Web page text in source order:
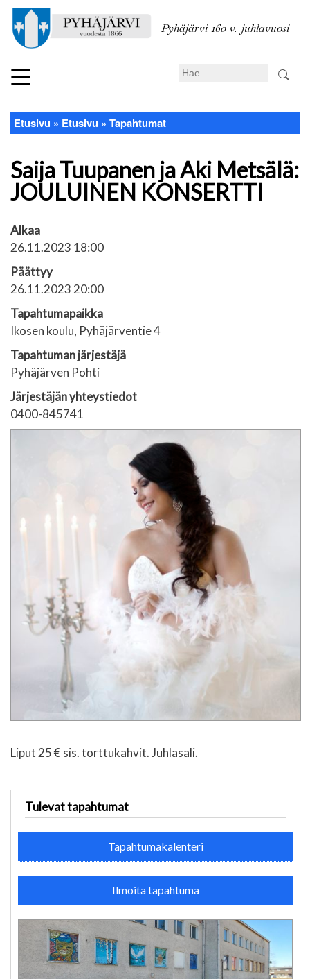
pääsisältöön
Pyhäjärvi 160 v. juhlavuosi
Search
Murupolku
Etusivu Etusivu Tapahtumat
Saija Tuupanen ja Aki Metsälä:
JOULUINEN KONSERTTI
Alkaa
26.11.2023 18:00
Päättyy
26.11.2023 20:00
Tapahtumapaikka
Ikosen koulu, Pyhäjärventie 4
Tapahtuman järjestäjä
Pyhäjärven Pohti
Järjestäjän yhteystiedot
0400-845741
Liput 25 € sis. torttukahvit. Juhlasali.
Tulevat tapahtumat
Tapahtumakalenteri
Ilmoita tapahtuma